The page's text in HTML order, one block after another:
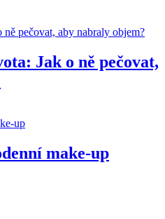
Jak o ně pečovat,
make-up